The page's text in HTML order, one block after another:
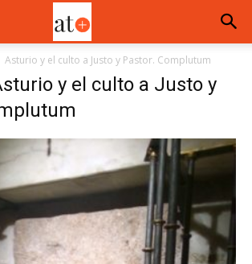
Asturio y el culto a Justo y Pastor. Complutum
y el culto a Justo y